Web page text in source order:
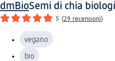
dmBioSemi di chia
5 (29 recensioni)
vegano
bio